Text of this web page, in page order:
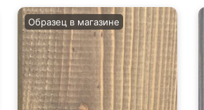
Образец в магазине